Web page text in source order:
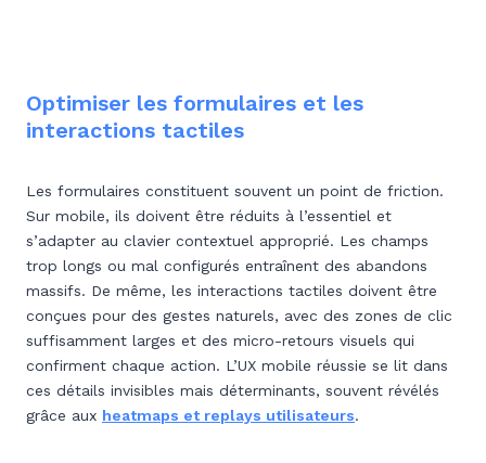
Optimiser les formulaires et les
interactions tactiles
Les formulaires constituent souvent un point de friction.
Sur mobile, ils doivent être réduits à l’essentiel et
s’adapter au clavier contextuel approprié. Les champs
trop longs ou mal configurés entraînent des abandons
massifs. De même, les interactions tactiles doivent être
conçues pour des gestes naturels, avec des zones de clic
suffisamment larges et des micro-retours visuels qui
confirment chaque action. L’UX mobile réussie se lit dans
ces détails invisibles mais déterminants, souvent révélés
grâce aux heatmaps et replays utilisateurs.